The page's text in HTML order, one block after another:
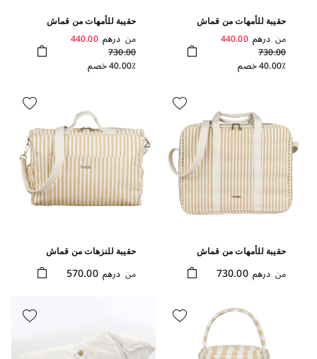
حقيبة للأمهات من قماش
من درهم 440.00
730.00
40.00٪ خصم
حقيبة للأمهات من قماش
من درهم 440.00
730.00
40.00٪ خصم
حقيبة للأمهات من قماش
من درهم 730.00
حقيبة للنزهات من قماش
من درهم 570.00